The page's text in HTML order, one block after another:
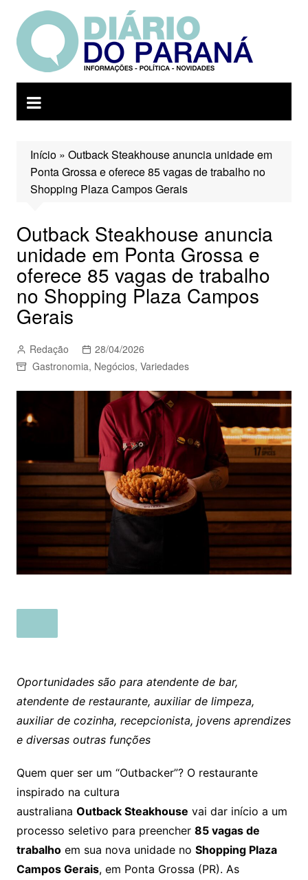
para
conteúdo
Início» Outback Steakhouse anuncia unidade em
Ponta Grossa e oferece 85 vagas de trabalho no
Shopping Plaza Campos Gerais
Outback Steakhouse anuncia
unidade em Ponta Grossa e
oferece 85 vagas de trabalho
no Shopping Plaza Campos
Gerais
Redação
28/04/2026
Gastronomia, Negócios, Variedades
Oportunidades são para atendente de bar,
atendente de restaurante, auxiliar de limpeza,
auxiliar de cozinha, recepcionista, jovens aprendizes
e diversas outras funções
Quem quer ser um “Outbacker”? O restaurante
inspirado na cultura
australiana Outback Steakhouse vai dar início a um
processo seletivo para preencher 85 vagas de
trabalhoem sua nova unidade no Shopping Plaza
Campos Gerais, em Ponta Grossa (PR). As